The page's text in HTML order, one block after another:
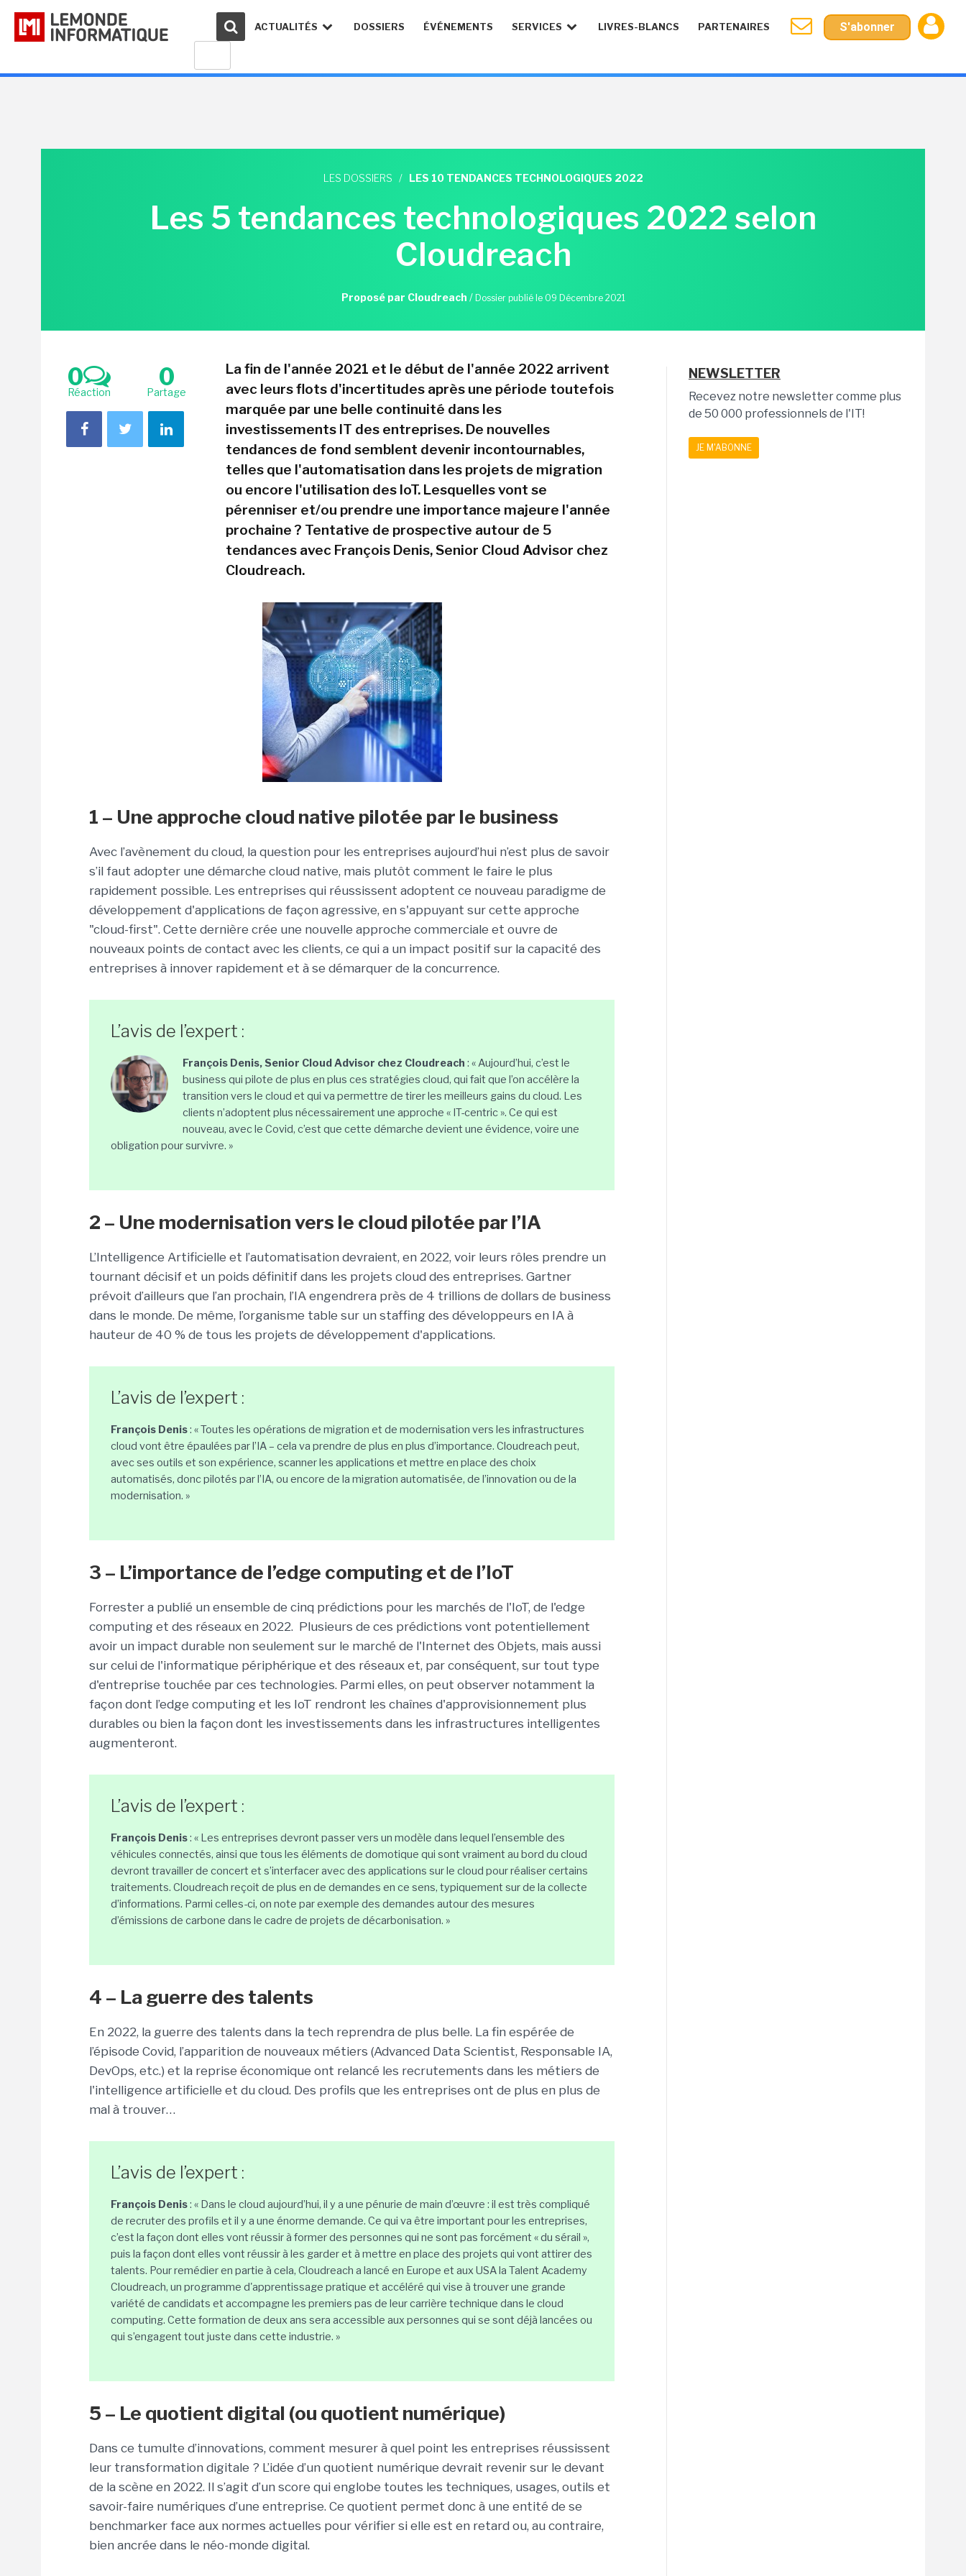
ACTUALITÉS DOSSIERS ÉVÉNEMENTS SERVICES LIVRES-BLANCS PARTENAIRES S'abonner
LES DOSSIERS / LES 10 TENDANCES TECHNOLOGIQUES 2022
Les 5 tendances technologiques 2022 selon
Cloudreach
Proposé par Cloudreach / Dossier publié le 09 Décembre 2021
0
Réaction
0
Partage
La fin de l'année 2021 et le début de l'année 2022 arrivent
avec leurs flots d'incertitudes après une période toutefois
marquée par une belle continuité dans les
investissements IT des entreprises. De nouvelles
tendances de fond semblent devenir incontournables,
telles que l'automatisation dans les projets de migration
ou encore l'utilisation des IoT. Lesquelles vont se
pérenniser et/ou prendre une importance majeure l'année
prochaine ? Tentative de prospective autour de 5
tendances avec François Denis, Senior Cloud Advisor chez
Cloudreach.
1 – Une approche cloud native pilotée par le business
Avec l’avènement du cloud, la question pour les entreprises aujourd’hui n’est plus de savoir
s’il faut adopter une démarche cloud native, mais plutôt comment le faire le plus
rapidement possible. Les entreprises qui réussissent adoptent ce nouveau paradigme de
développement d'applications de façon agressive, en s'appuyant sur cette approche
"cloud-first". Cette dernière crée une nouvelle approche commerciale et ouvre de
nouveaux points de contact avec les clients, ce qui a un impact positif sur la capacité des
entreprises à innover rapidement et à se démarquer de la concurrence.
L’avis de l’expert :
François Denis, Senior Cloud Advisor chez Cloudreach : « Aujourd’hui, c’est le
business qui pilote de plus en plus ces stratégies cloud, qui fait que l’on accélère la
transition vers le cloud et qui va permettre de tirer les meilleurs gains du cloud. Les
clients n’adoptent plus nécessairement une approche « IT-centric ». Ce qui est
nouveau, avec le Covid, c’est que cette démarche devient une évidence, voire une
obligation pour survivre. »
2 – Une modernisation vers le cloud pilotée par l’IA
L’Intelligence Artificielle et l’automatisation devraient, en 2022, voir leurs rôles prendre un
tournant décisif et un poids définitif dans les projets cloud des entreprises. Gartner
prévoit d’ailleurs que l’an prochain, l’IA engendrera près de 4 trillions de dollars de business
dans le monde. De même, l’organisme table sur un staffing des développeurs en IA à
hauteur de 40 % de tous les projets de développement d'applications.
L’avis de l’expert :
François Denis: « Toutes les opérations de migration et de modernisation vers les infrastructures
cloud vont être épaulées par l’IA – cela va prendre de plus en plus d’importance. Cloudreach peut,
avec ses outils et son expérience, scanner les applications et mettre en place des choix
automatisés, donc pilotés par l’IA, ou encore de la migration automatisée, de l’innovation ou de la
modernisation. »
3 – L’importance de l’edge computing et de l’IoT
Forrester a publié un ensemble de cinq prédictions pour les marchés de l'IoT, de l'edge
computing et des réseaux en 2022. Plusieurs de ces prédictions vont potentiellement
avoir un impact durable non seulement sur le marché de l'Internet des Objets, mais aussi
sur celui de l'informatique périphérique et des réseaux et, par conséquent, sur tout type
d'entreprise touchée par ces technologies. Parmi elles, on peut observer notamment la
façon dont l’edge computing et les IoT rendront les chaînes d'approvisionnement plus
durables ou bien la façon dont les investissements dans les infrastructures intelligentes
augmenteront.
L’avis de l’expert :
François Denis: « Les entreprises devront passer vers un modèle dans lequel l’ensemble des
véhicules connectés, ainsi que tous les éléments de domotique qui sont vraiment au bord du cloud
devront travailler de concert et s’interfacer avec des applications sur le cloud pour réaliser certains
traitements. Cloudreach reçoit de plus en de demandes en ce sens, typiquement sur de la collecte
d’informations. Parmi celles-ci, on note par exemple des demandes autour des mesures
d’émissions de carbone dans le cadre de projets de décarbonisation. »
4 – La guerre des talents
En 2022, la guerre des talents dans la tech reprendra de plus belle. La fin espérée de
l’épisode Covid, l’apparition de nouveaux métiers (Advanced Data Scientist, Responsable IA,
DevOps, etc.) et la reprise économique ont relancé les recrutements dans les métiers de
l'intelligence artificielle et du cloud. Des profils que les entreprises ont de plus en plus de
mal à trouver…
L’avis de l’expert :
François Denis: « Dans le cloud aujourd’hui, il y a une pénurie de main d’œuvre : il est très compliqué
de recruter des profils et il y a une énorme demande. Ce qui va être important pour les entreprises,
c’est la façon dont elles vont réussir à former des personnes qui ne sont pas forcément « du sérail »,
puis la façon dont elles vont réussir à les garder et à mettre en place des projets qui vont attirer des
talents. Pour remédier en partie à cela, Cloudreach a lancé en Europe et aux USA la Talent Academy
Cloudreach, un programme d'apprentissage pratique et accéléré qui vise à trouver une grande
variété de candidats et accompagne les premiers pas de leur carrière technique dans le cloud
computing. Cette formation de deux ans sera accessible aux personnes qui se sont déjà lancées ou
qui s’engagent tout juste dans cette industrie. »
5 – Le quotient digital (ou quotient numérique)
Dans ce tumulte d’innovations, comment mesurer à quel point les entreprises réussissent
leur transformation digitale ? L’idée d’un quotient numérique devrait revenir sur le devant
de la scène en 2022. Il s’agit d’un score qui englobe toutes les techniques, usages, outils et
savoir-faire numériques d’une entreprise. Ce quotient permet donc à une entité de se
benchmarker face aux normes actuelles pour vérifier si elle est en retard ou, au contraire,
bien ancrée dans le néo-monde digital.
NEWSLETTER
Recevez notre newsletter comme plus
de 50 000 professionnels de l'IT!
JE M'ABONNE